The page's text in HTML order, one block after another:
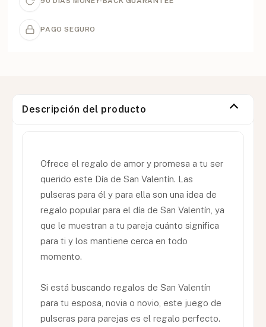
PAGO SEGURO
Descripción del producto
Ofrece el regalo de amor y promesa a tu ser
querido este Día de San Valentín. Las
pulseras para él y para ella son una idea de
regalo popular para el día de San Valentín, ya
que le muestran a tu pareja cuánto significa
para ti y los mantiene cerca en todo
momento.
Si está buscando regalos de San Valentín
para tu esposa, novia o novio, este juego de
pulseras para parejas es el regalo perfecto.